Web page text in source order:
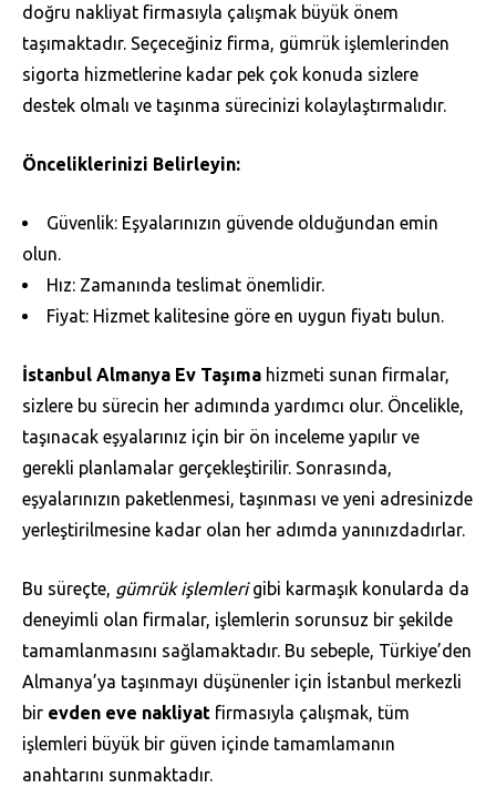
doğru nakliyat firmasıyla çalışmak büyük önem
taşımaktadır. Seçeceğiniz firma, gümrük işlemlerinden
sigorta hizmetlerine kadar pek çok konuda sizlere
destek olmalı ve taşınma sürecinizi kolaylaştırmalıdır.
Önceliklerinizi Belirleyin:
Güvenlik: Eşyalarınızın güvende olduğundan emin
olun.
Hız: Zamanında teslimat önemlidir.
Fiyat: Hizmet kalitesine göre en uygun fiyatı bulun.
İstanbul Almanya Ev Taşıma hizmeti sunan firmalar,
sizlere bu sürecin her adımında yardımcı olur. Öncelikle,
taşınacak eşyalarınız için bir ön inceleme yapılır ve
gerekli planlamalar gerçekleştirilir. Sonrasında,
eşyalarınızın paketlenmesi, taşınması ve yeni adresinizde
yerleştirilmesine kadar olan her adımda yanınızdadırlar.
Bu süreçte, gümrük işlemlerigibi karmaşık konularda da
deneyimli olan firmalar, işlemlerin sorunsuz bir şekilde
tamamlanmasını sağlamaktadır. Bu sebeple, Türkiye’den
Almanya’ya taşınmayı düşünenler için İstanbul merkezli
bir evden eve nakliyat firmasıyla çalışmak, tüm
işlemleri büyük bir güven içinde tamamlamanın
anahtarını sunmaktadır.